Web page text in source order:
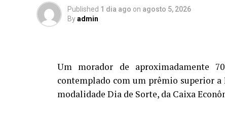
Published 1 dia ago on agosto 5, 2026
Byadmin
Um morador de aproximadamente
contemplado com um prêmio superior a
modalidade Dia de Sorte, da Caixa